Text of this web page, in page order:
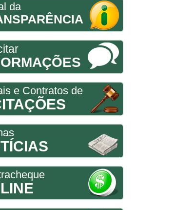
da
e Contratos de